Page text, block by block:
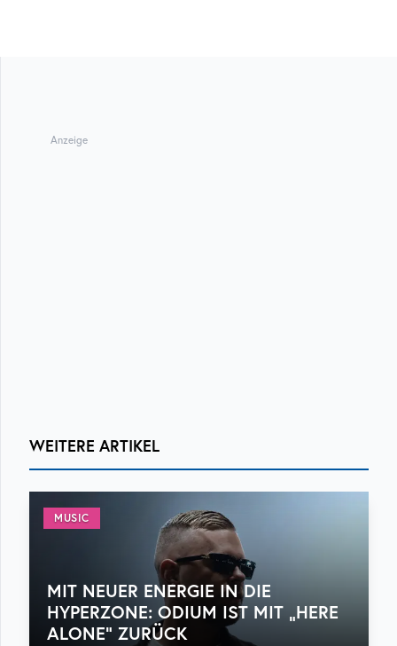
Anzeige
WEITERE ARTIKEL
MUSIC
MIT NEUER ENERGIE IN DIE
HYPERZONE: ODIUM IST MIT „HERE
ALONE“ ZURÜCK